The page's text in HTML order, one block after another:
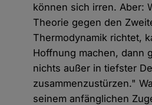
können sich irren. Aber:
Theorie gegen den
Thermodynamik richtet,
Hoffnung machen, dann
nichts außer in tiefster
zusammenzustürzen."
seinem anfänglichen